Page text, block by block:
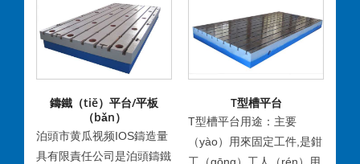
鑄鐵（tiě）平台/平板
（bǎn）
泊頭市黄瓜视频IOS鑄造量
具有限責任公司是泊頭鑄鐵
T型槽平台
T型槽平台用途：主要
（yào）用來固定工件,是鉗
工（gōng）工人（rén）用